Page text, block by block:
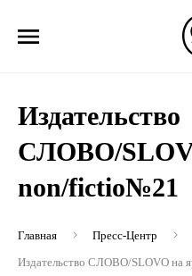
Издательство
СЛОВО/
non/fictio№21
Главная Пресс-Центр
Издательство СЛОВО/SLOVO на